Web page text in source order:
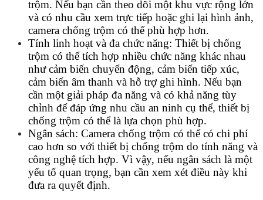
trộm. Nếu bạn cần theo dõi một khu vực rộng lớn
và có nhu cầu xem trực tiếp hoặc ghi lại hình ảnh,
camera chống trộm có thể phù hợp hơn.
Tính linh hoạt và đa chức năng: Thiết bị chống
trộm có thể tích hợp nhiều chức năng khác nhau
như cảm biến chuyển động, cảm biến tiếp xúc,
cảm biến âm thanh và hỗ trợ ghi hình. Nếu bạn
cần một giải pháp đa năng và có khả năng tùy
chỉnh để đáp ứng nhu cầu an ninh cụ thể, thiết bị
chống trộm có thể là lựa chọn phù hợp.
Ngân sách: Camera chống trộm có thể có chi phí
cao hơn so với thiết bị chống trộm do tính năng và
công nghệ tích hợp. Vì vậy, nếu ngân sách là một
yếu tố quan trọng, bạn cần xem xét điều này khi
đưa ra quyết định.